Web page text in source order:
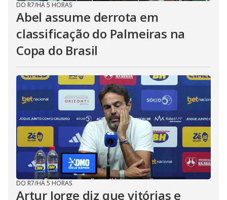
DO R7/HÁ 5 HORAS
Abel assume derrota em
classificação do Palmeiras na
Copa do Brasil
DO R7/HÁ 5 HORAS
Artur Jorge diz que vitórias e